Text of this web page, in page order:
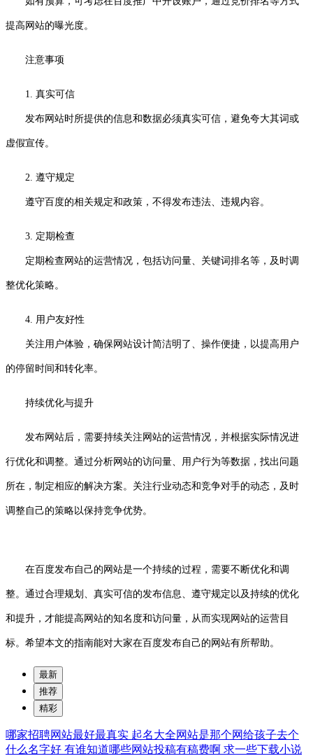
提高网站的曝光度。
注意事项
1. 真实可信
发布网站时所提供的信息和数据必须真实可信，避免夸大其词或
虚假宣传。
2. 遵守规定
遵守百度的相关规定和政策，不得发布违法、违规内容。
3. 定期检查
定期检查网站的运营情况，包括访问量、关键词排名等，及时调
整优化策略。
4. 用户友好性
关注用户体验，确保网站设计简洁明了、操作便捷，以提高用户
的停留时间和转化率。
持续优化与提升
发布网站后，需要持续关注网站的运营情况，并根据实际情况进
行优化和调整。通过分析网站的访问量、用户行为等数据，找出问题
所在，制定相应的解决方案。关注行业动态和竞争对手的动态，及时
调整自己的策略以保持竞争优势。
在百度发布自己的网站是一个持续的过程，需要不断优化和调
整。通过合理规划、真实可信的发布信息、遵守规定以及持续的优化
和提升，才能提高网站的知名度和访问量，从而实现网站的运营目
标。希望本文的指南能对大家在百度发布自己的网站有所帮助。
最新
推荐
精彩
哪家招聘网站最好最真实 起名大全网站是那个网给孩子去个
什么名字好 有谁知道哪些网站投稿有稿费啊 求一些下载小说